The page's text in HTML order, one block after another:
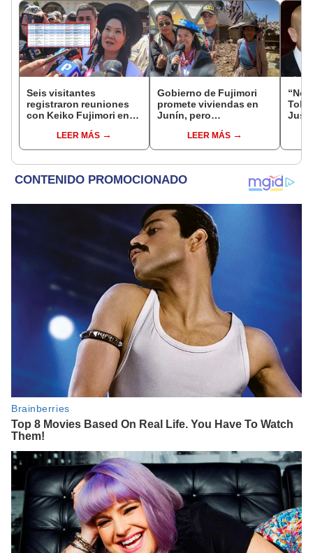
Seis visitantes
registraron reuniones
con Keiko Fujimori en
presidenta se
encontraba en Junín
LEER MÁS
Gobierno de Fujimori
promete viviendas en
Junín, pero
se quejan por la lentitud
LEER MÁS
“No